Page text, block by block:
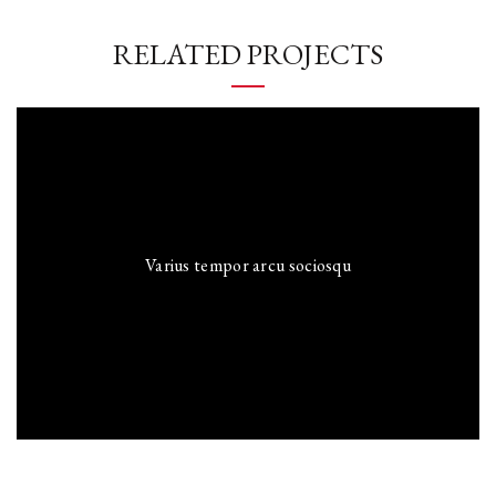
RELATED PROJECTS
Varius tempor arcu sociosqu